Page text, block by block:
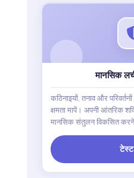
मानसिक
कठिनाइयों, तनाव और
क्षमता मापें। अपनी आंतरिक
मानसिक संतुलन विकसित